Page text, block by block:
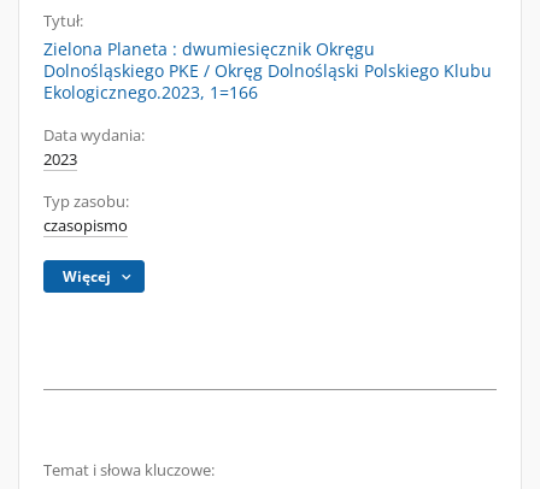
Tytuł:
Zielona Planeta : dwumiesięcznik Okręgu
Dolnośląskiego PKE / Okręg Dolnośląski Polskiego Klubu
Ekologicznego.2023, 1=166
Data wydania:
2023
Typ zasobu:
czasopismo
Więcej
Temat i słowa kluczowe: